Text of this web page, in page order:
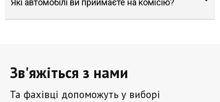
Зв'яжіться з нами
Та фахівці допоможуть у виборі